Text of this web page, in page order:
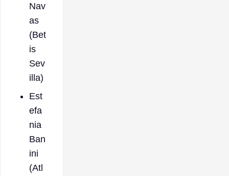
Nav
as
(Bet
is
Sev
illa)
Est
efa
nia
Ban
ini
(Atl